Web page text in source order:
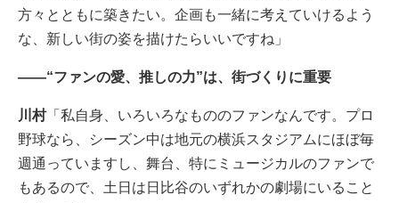
方々とともに築きたい。企画も一緒に考えていけるよう
な、新しい街の姿を描けたらいいですね」
――“ファンの愛、推しの力”は、街づくりに重要
川村「私自身、いろいろなもののファンなんです。プロ
野球なら、シーズン中は地元の横浜スタジアムにほぼ毎
週通っていますし、舞台、特にミュージカルのファンで
もあるので、土日は日比谷のいずれかの劇場にいること